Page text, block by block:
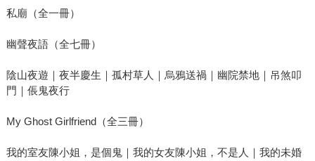
私廟（全一冊）
幽聲夜語（全七冊）
陰山夜遊｜夜半慶生｜孤村草人｜烏鴉送禍｜幽院禁地｜吊煞叩
門｜倀鬼夜行
My Ghost Girlfriend（全三冊）
我的室友陳小姐，是個鬼｜我的女友陳小姐，不是人｜我的未婚